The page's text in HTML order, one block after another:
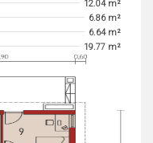
12.04 m²
6.86 m²
6.64 m²
19.77 m²